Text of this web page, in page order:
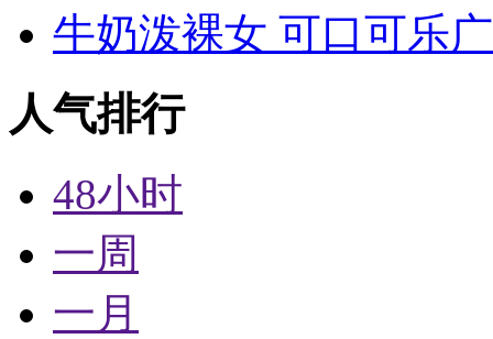
牛奶泼裸女 可口可乐
人气排行
48小时
一周
一月